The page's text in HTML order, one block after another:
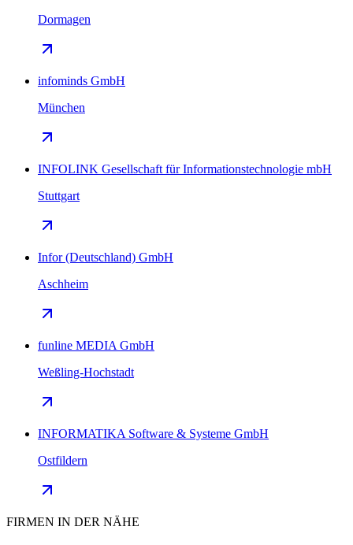
Dormagen
infominds GmbH
München
INFOLINK Gesellschaft für Informationstechnologie mbH
Stuttgart
Infor (Deutschland) GmbH
Aschheim
funline MEDIA GmbH
Weßling-Hochstadt
INFORMATIKA Software & Systeme GmbH
Ostfildern
FIRMEN IN DER NÄHE